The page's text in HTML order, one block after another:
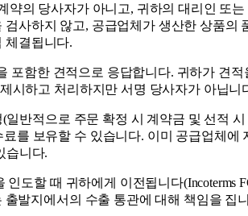
의 당사자가 아니고, 귀하의 대리인 또
사하지 않고, 공급업체가 생산한 상품의
체결됩니다.
함한 견적으로 응답합니다. 귀하가 견적
시하고 처리하지만 서명 당사자가 아닙니
반적으로 주문 확정 시 계약금 및 선적 시
를 보유할 수 있습니다. 이미 공급업체에
습니다.
도할 때 귀하에게 이전됩니다(Incoterms
발지에서의 수출 통관에 대해 책임을 집